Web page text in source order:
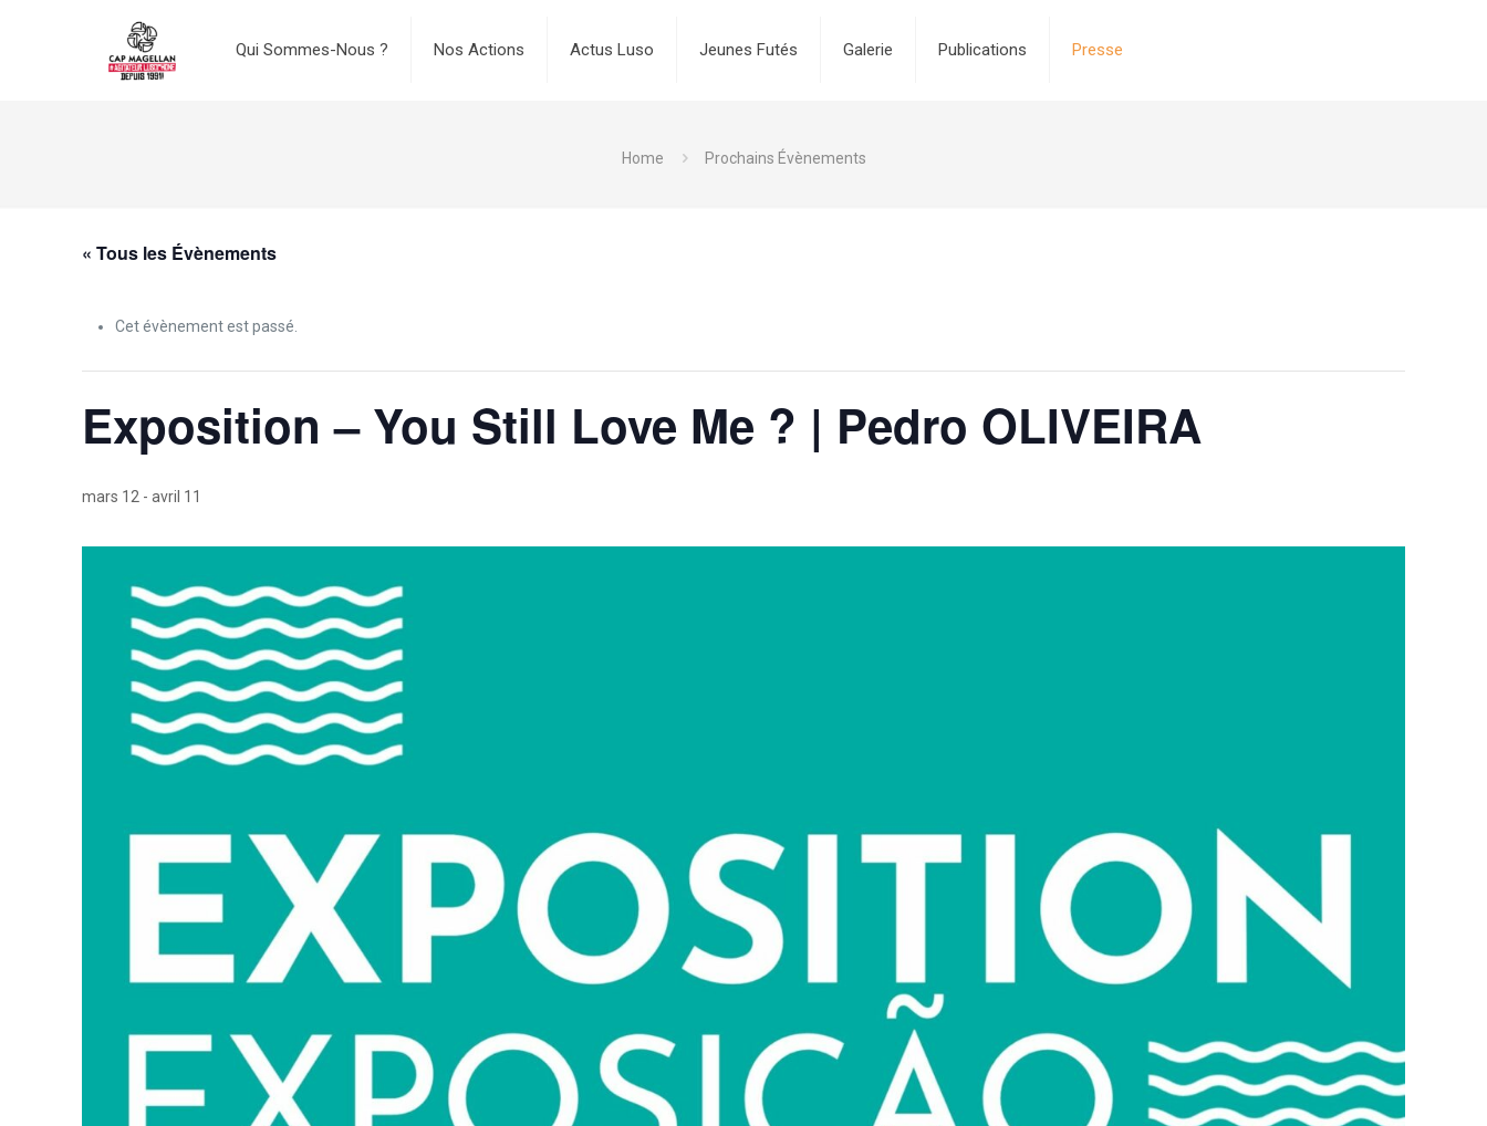
Qui Sommes-Nous ? Nos Actions Actus Luso Jeunes Futés Galerie Publications Presse
Home Prochains Évènements
« Tous les Évènements
Cet évènement est passé.
Exposition – You Still Love Me ? | Pedro OLIVEIRA
mars 12 -avril 11